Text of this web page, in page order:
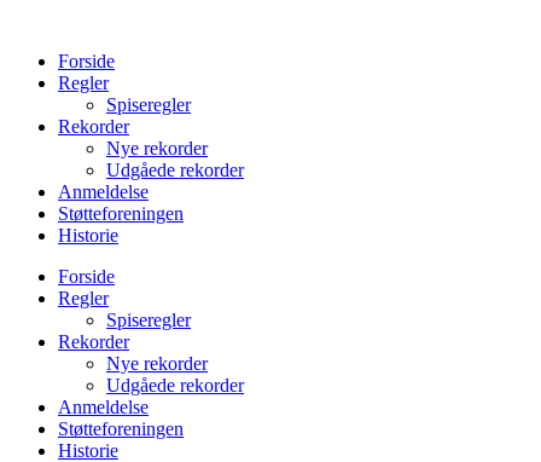
indholdForside
Regler
Spiseregler
Rekorder
Nye rekorder
Udgåede rekorder
Anmeldelse
Støtteforeningen
Historie
Forside
Regler
Spiseregler
Rekorder
Nye rekorder
Udgåede rekorder
Anmeldelse
Støtteforeningen
Historie